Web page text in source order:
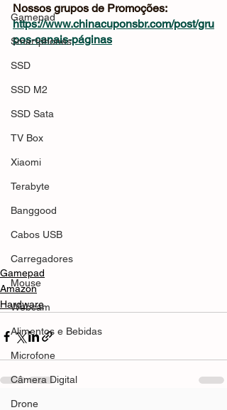
Gamepad
Smartphones
SSD
SSD M2
SSD Sata
TV Box
Xiaomi
Terabyte
Banggood
Cabos USB
Carregadores
Mouse
Webcam
Alimentos e Bebidas
Microfone
Câmera Digital
Drone
Nossos grupos de Promoções:
https://www.chinacuponsbr.com/post/gru
pos-canais-páginas
Gamepad
Amazon
Hardware